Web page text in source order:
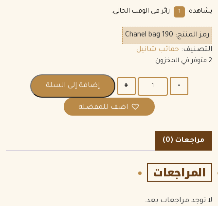
يشاهده 1 زائر فى الوقت الحالي.
رمز المنتج: Chanel bag 190
التصنيف: حقائب شانيل
2 متوفر في المخزون
إضافة إلى السلة
اضف للمفضلة
مراجعات (0)
المراجعات
لا توجد مراجعات بعد.